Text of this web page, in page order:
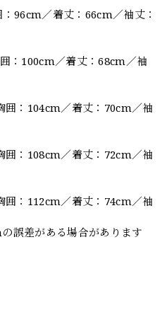
96cm／着丈：66cm／袖丈：
：100cm／着丈：68cm／袖
：104cm／着丈：70cm／袖
：108cm／着丈：72cm／袖
：112cm／着丈：74cm／袖
誤差がある場合があります